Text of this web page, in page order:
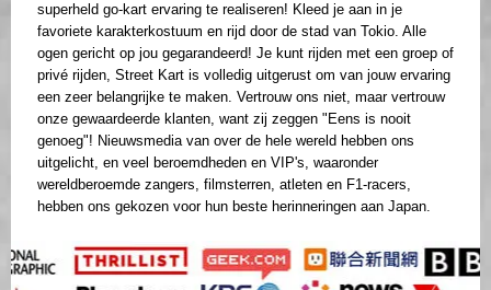
superheld go-kart ervaring te realiseren! Kleed je aan in je
favoriete karakterkostuum en rijd door de stad van Tokio. Alle
ogen gericht op jou gegarandeerd! Je kunt rijden met een groep of
privé rijden, Street Kart is volledig uitgerust om van jouw ervaring
een zeer belangrijke te maken. Vertrouw ons niet, maar vertrouw
onze gewaardeerde klanten, want zij zeggen "Eens is nooit
genoeg"! Nieuwsmedia van over de hele wereld hebben ons
uitgelicht, en veel beroemdheden en VIP's, waaronder
wereldberoemde zangers, filmsterren, atleten en F1-racers,
hebben ons gekozen voor hun beste herinneringen aan Japan.